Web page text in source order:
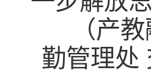
（产
勤管理处